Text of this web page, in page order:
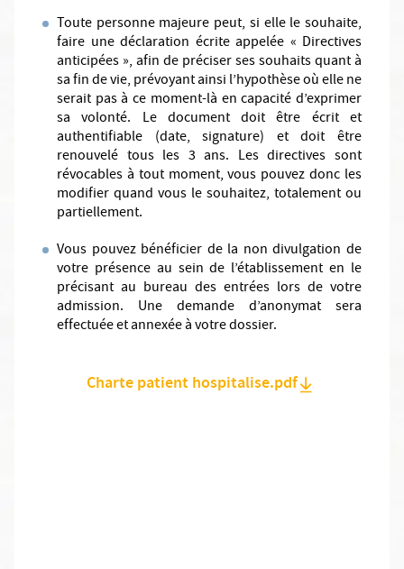
Toute personne majeure peut, si elle le souhaite,
faire une déclaration écrite appelée « Directives
anticipées », afin de préciser ses souhaits quant à
sa fin de vie, prévoyant ainsi l’hypothèse où elle ne
serait pas à ce moment-là en capacité d’exprimer
sa volonté. Le document doit être écrit et
authentifiable (date, signature) et doit être
renouvelé tous les 3 ans. Les directives sont
révocables à tout moment, vous pouvez donc les
modifier quand vous le souhaitez, totalement ou
partiellement.
Vous pouvez bénéficier de la non divulgation de
votre présence au sein de l’établissement en le
précisant au bureau des entrées lors de votre
admission. Une demande d’anonymat sera
effectuée et annexée à votre dossier.
Charte patient hospitalise.pdf